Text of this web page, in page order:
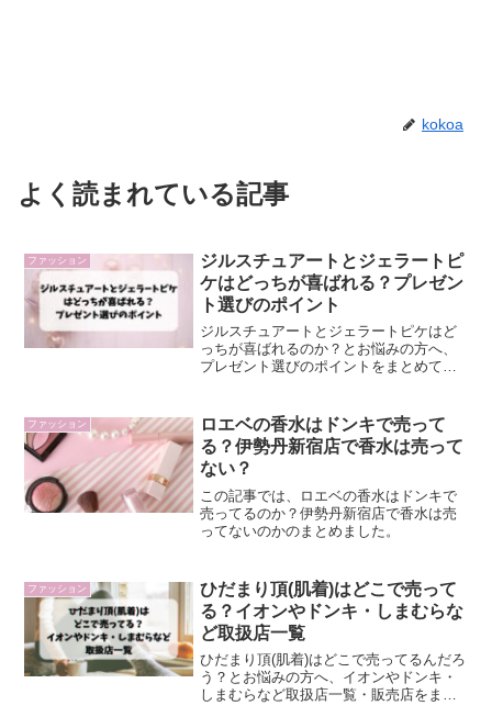
kokoa
よく読まれている記事
ファッション
ジルスチュアートとジェラートピ
ケはどっちが喜ばれる？プレゼン
ト選びのポイント
ジルスチュアートとジェラートピケはど
っちが喜ばれるのか？とお悩みの方へ、
プレゼント選びのポイントをまとめて紹
ファッション
ロエベの香水はドンキで売って
る？伊勢丹新宿店で香水は売って
ない？
この記事では、ロエベの香水はドンキで
売ってるのか？伊勢丹新宿店で香水は売
ってないのかのまとめました。
ファッション
ひだまり頂(肌着)はどこで売って
る？イオンやドンキ・しまむらな
ど取扱店一覧
ひだまり頂(肌着)はどこで売ってるんだろ
う？とお悩みの方へ、イオンやドンキ・
しまむらなど取扱店一覧・販売店をまと